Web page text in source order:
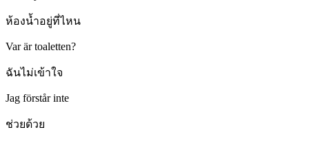
ห้องน้ำอยู่ที่ไหน
Var är toaletten?
ฉันไม่เข้าใจ
Jag förstår inte
ช่วยด้วย